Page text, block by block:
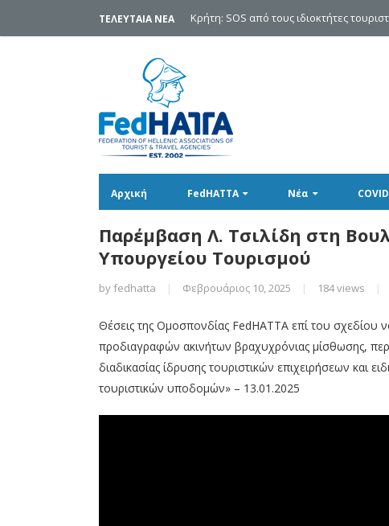
ΤΕΛΕΥΤΑΙΑ ΝΕΑ Aυτή την εποχή οι τουριστικές κλίνες
Αρχική FedHATTA Νέα
Παρέμβαση Λ. Τσιλίδη στη
Υπουργείου Τουρισμού
by fedhatta | Φεβρουάριος 10, 2025 | 184 views |
Θέσεις της Ομοσπονδίας FedHATTA επί του
προδιαγραφών ακινήτων βραχυχρόνιας μίσθωσης,
διαδικασίας ίδρυσης τουριστικών επιχειρήσεων και
τουριστικών υποδομών» – 13.01.2025